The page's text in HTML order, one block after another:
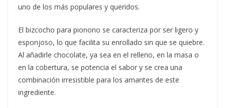
uno de los más populares y queridos.
El bizcocho para pionono se caracteriza por ser ligero y
esponjoso, lo que facilita su enrollado sin que se quiebre.
Al añadirle chocolate, ya sea en el relleno, en la masa o
en la cobertura, se potencia el sabor y se crea una
combinación irresistible para los amantes de este
ingrediente.